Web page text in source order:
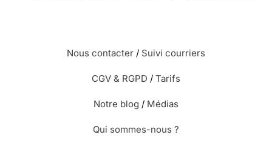
Nous contacter / Suivi courriers
CGV & RGPD / Tarifs
Notre blog / Médias
Qui sommes-nous ?